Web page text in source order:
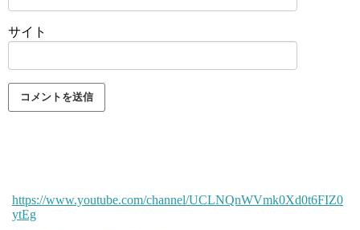
サイト
https://www.youtube.com/channel/UCLNQnWVmk0Xd0t6FIZ0
ytEg